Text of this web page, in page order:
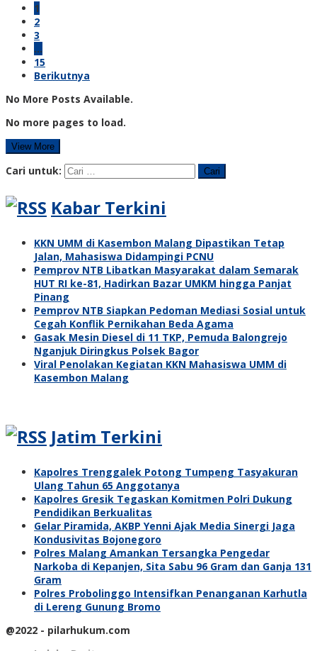
1
2
3
…
15
Berikutnya
No More Posts Available.
No more pages to load.
View More
Cari untuk:
Kabar Terkini
KKN UMM di Kasembon Malang Dipastikan Tetap
Jalan, Mahasiswa Didampingi PCNU
Pemprov NTB Libatkan Masyarakat dalam Semarak
HUT RI ke-81, Hadirkan Bazar UMKM hingga Panjat
Pinang
Pemprov NTB Siapkan Pedoman Mediasi Sosial untuk
Cegah Konflik Pernikahan Beda Agama
Gasak Mesin Diesel di 11 TKP, Pemuda Balongrejo
Nganjuk Diringkus Polsek Bagor
Viral Penolakan Kegiatan KKN Mahasiswa UMM di
Kasembon Malang
Jatim Terkini
Kapolres Trenggalek Potong Tumpeng Tasyakuran
Ulang Tahun 65 Anggotanya
Kapolres Gresik Tegaskan Komitmen Polri Dukung
Pendidikan Berkualitas
Gelar Piramida, AKBP Yenni Ajak Media Sinergi Jaga
Kondusivitas Bojonegoro
Polres Malang Amankan Tersangka Pengedar
Narkoba di Kepanjen, Sita Sabu 96 Gram dan Ganja 131
Gram
Polres Probolinggo Intensifkan Penanganan Karhutla
di Lereng Gunung Bromo
@2022 - pilarhukum.com